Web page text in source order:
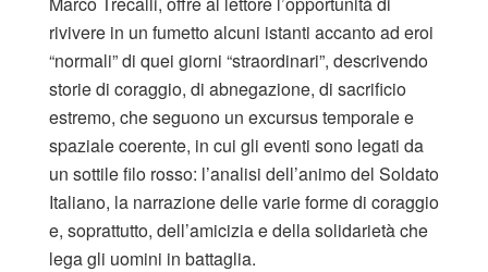
rivivere in un fumetto alcuni istanti accanto ad eroi
“normali” di quei giorni “straordinari”, descrivendo
storie di coraggio, di abnegazione, di sacrificio
estremo, che seguono un excursus temporale e
spaziale coerente, in cui gli eventi sono legati da
un sottile filo rosso: l’analisi dell’animo del Soldato
Italiano, la narrazione delle varie forme di coraggio
e, soprattutto, dell’amicizia e della solidarietà che
lega gli uomini in battaglia.